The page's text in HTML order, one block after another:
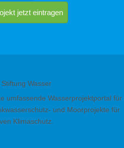
jetzt eintragen
umfassende Wasserprojektportal für
und Moorprojekte für
Klimaschutz.